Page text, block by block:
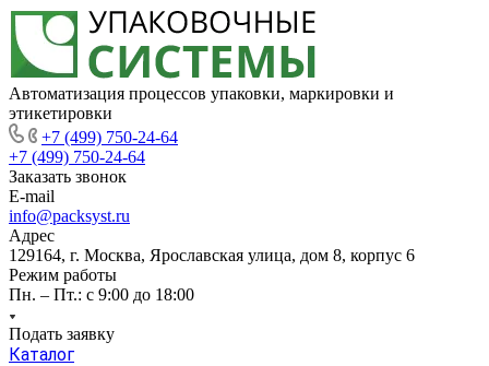
Автоматизация процессов упаковки, маркировки и
этикетировки
+7 (499) 750-24-64
+7 (499) 750-24-64
Заказать звонок
E-mail
info@packsyst.ru
Адрес
129164, г. Москва, Ярославская улица, дом 8, корпус 6
Режим работы
Пн. – Пт.: с 9:00 до 18:00
Подать заявку
Каталог